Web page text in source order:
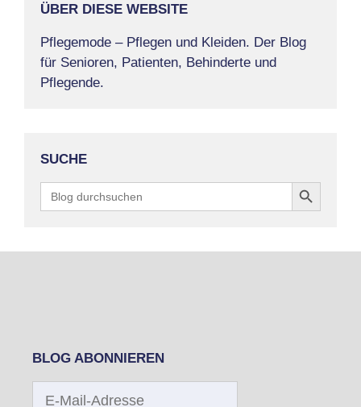
ÜBER DIESE WEBSITE
Pflegemode – Pflegen und Kleiden. Der Blog
für Senioren, Patienten, Behinderte und
Pflegende.
SUCHE
for:
Search Button
BLOG ABONNIEREN